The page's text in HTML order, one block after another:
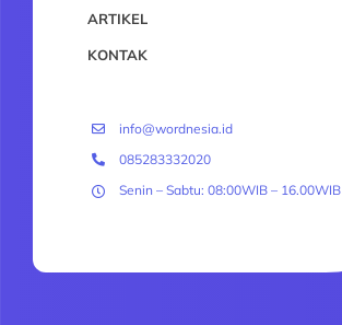
ARTIKEL
KONTAK
info@wordnesia.id
085283332020
Senin – Sabtu: 08:00WIB – 16.00WIB